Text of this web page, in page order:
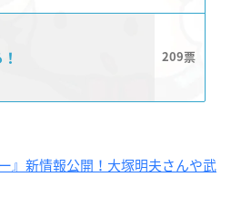
209
』新情報公開！大塚明夫さんや武